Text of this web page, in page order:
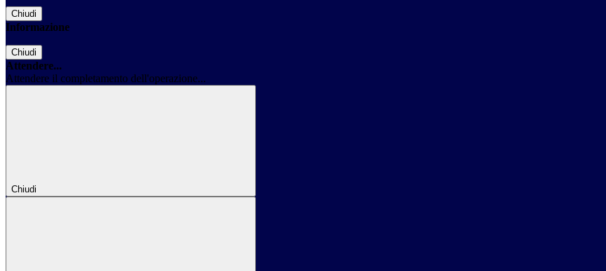
Chiudi
Informazione
Chiudi
Attendere...
Attendere il completamento dell'operazione...
Chiudi